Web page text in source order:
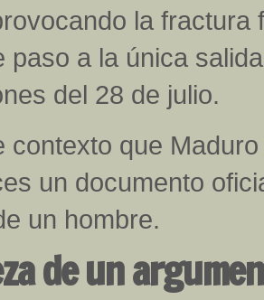
la fractura
paso a la única
del 28 de julio.
contexto que
un documento
un hombre.
de un